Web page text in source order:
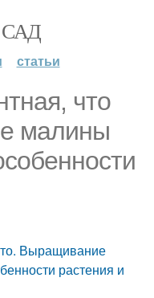
статьи
что
малины
Выращивание
растения и